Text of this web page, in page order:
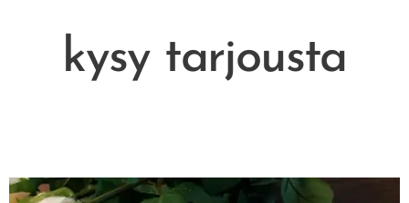
kysy tarjousta